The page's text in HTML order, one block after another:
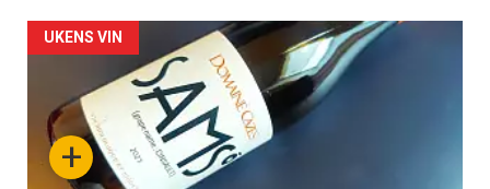
Forsiden
akkurat
nå+
UKENS VIN